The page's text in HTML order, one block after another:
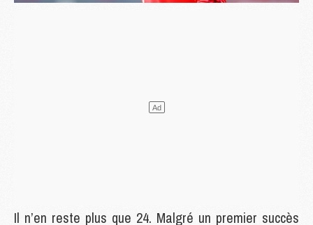
Il n’en reste plus que 24. Malgré un premier succès